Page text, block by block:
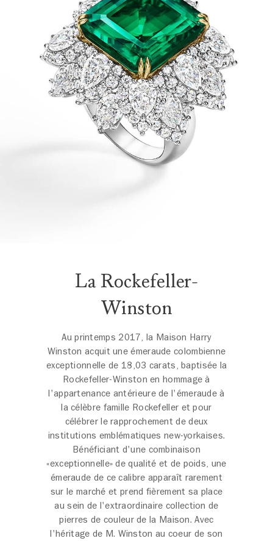
La Rockefeller-
Winston
Au printemps 2017, la Maison Harry
Winston acquit une émeraude colombienne
exceptionnelle de 18,03 carats, baptisée la
Rockefeller-Winston en hommage à
l'appartenance antérieure de l'émeraude à
la célèbre famille Rockefeller et pour
célébrer le rapprochement de deux
institutions emblématiques new-yorkaises.
Bénéficiant d'une combinaison
«exceptionnelle» de qualité et de poids, une
émeraude de ce calibre apparaît rarement
sur le marché et prend fièrement sa place
au sein de l'extraordinaire collection de
pierres de couleur de la Maison. Avec
l'héritage de M. Winston au coeur de son